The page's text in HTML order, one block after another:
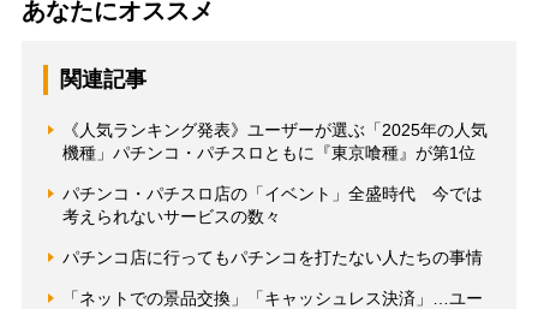
あなたにオススメ
関連記事
《人気ランキング発表》ユーザーが選ぶ「2025年の人気
機種」パチンコ・パチスロともに『東京喰種』が第1位
パチンコ・パチスロ店の「イベント」全盛時代 今では
考えられないサービスの数々
パチンコ店に行ってもパチンコを打たない人たちの事情
「ネットでの景品交換」「キャッシュレス決済」…ユー